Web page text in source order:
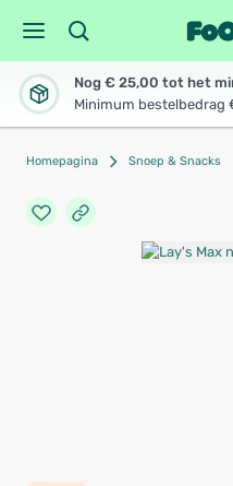
Nog € 25,00 tot het
Minimum bestelbedrag
Homepagina Snoep & Snacks